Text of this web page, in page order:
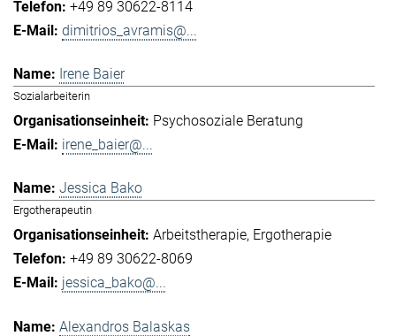
+49 89 30622-8114
dimitrios_avramis@...
Irene Baier
Sozialarbeiterin
Psychosoziale Beratung
irene_baier@...
Jessica Bako
Ergotherapeutin
Arbeitstherapie Ergotherapie
+49 89 30622-8069
jessica_bako@...
Alexandros Balaskas